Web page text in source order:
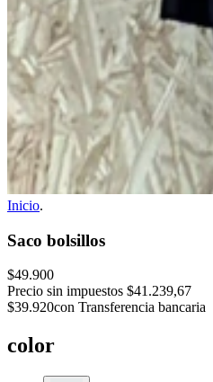
Inicio.
Saco bolsillos
$49.900
Precio sin impuestos $41.239,67
$39.920con Transferencia bancaria
color